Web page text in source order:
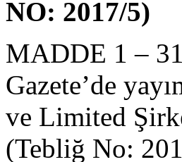
NO: 2017/5)
MADDE 1 –
Gazete’de
ve Limited
(Tebliğ No: